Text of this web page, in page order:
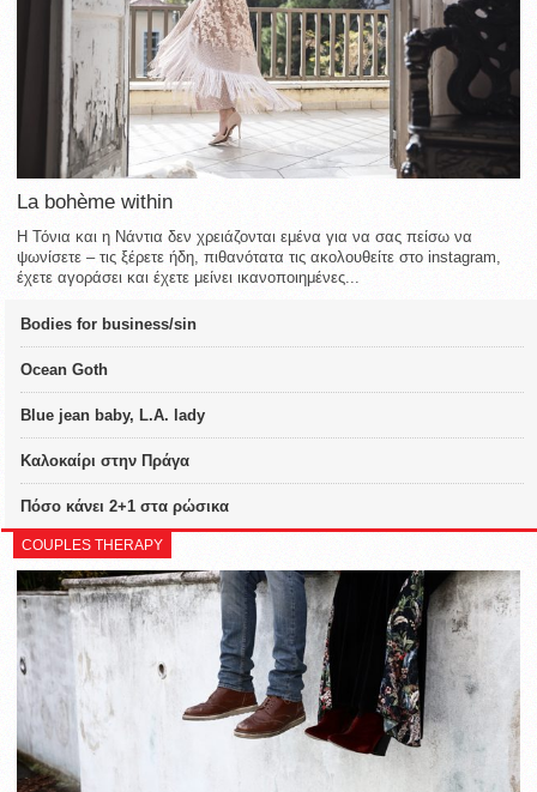
La bohème within
Η Τόνια και η Νάντια δεν χρειάζονται εμένα για να σας πείσω να
ψωνίσετε – τις ξέρετε ήδη, πιθανότατα τις ακολουθείτε στο instagram,
έχετε αγοράσει και έχετε μείνει ικανοποιημένες...
Bodies for business/sin
Ocean Goth
Blue jean baby, L.A. lady
Καλοκαίρι στην Πράγα
Πόσο κάνει 2+1 στα ρώσικα
COUPLES THERAPY